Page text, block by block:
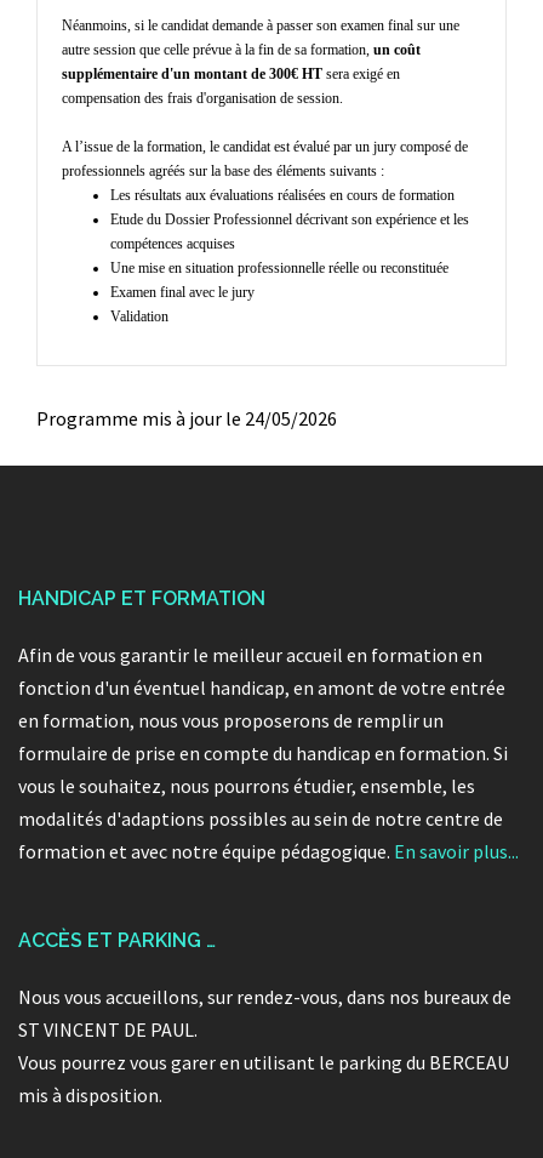
Néanmoins, si le candidat demande à passer son examen final sur une
autre session que celle prévue à la fin de sa formation, un coût
supplémentaire d'un montant de 300€ HT sera exigé en
compensation des frais d'organisation de session.
A l’issue de la formation, le candidat est évalué par un jury composé de
professionnels agréés sur la base des éléments suivants :
Les résultats aux évaluations réalisées en cours de formation
Etude du Dossier Professionnel décrivant son expérience et les
compétences acquises
Une mise en situation professionnelle réelle ou reconstituée
Examen final avec le jury
Validation
Programme mis à jour le 24/05/2026
HANDICAP ET FORMATION
Afin de vous garantir le meilleur accueil en formation en
fonction d'un éventuel handicap, en amont de votre entrée
en formation, nous vous proposerons de remplir un
formulaire de prise en compte du handicap en formation. Si
vous le souhaitez, nous pourrons étudier, ensemble, les
modalités d'adaptions possibles au sein de notre centre de
formation et avec notre équipe pédagogique. En savoir plus...
ACCÈS ET PARKING …
Nous vous accueillons, sur rendez-vous, dans nos bureaux de
ST VINCENT DE PAUL.
Vous pourrez vous garer en utilisant le parking du BERCEAU
mis à disposition.